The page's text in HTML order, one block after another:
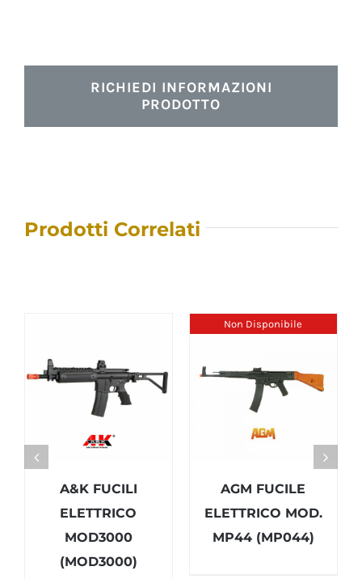
RICHIEDI INFORMAZIONI
PRODOTTO
Prodotti Correlati
A&K FUCILI
ELETTRICO
MOD3000
(MOD3000)
Non Disponibile
AGM FUCILE
ELETTRICO MOD.
MP44 (MP044)